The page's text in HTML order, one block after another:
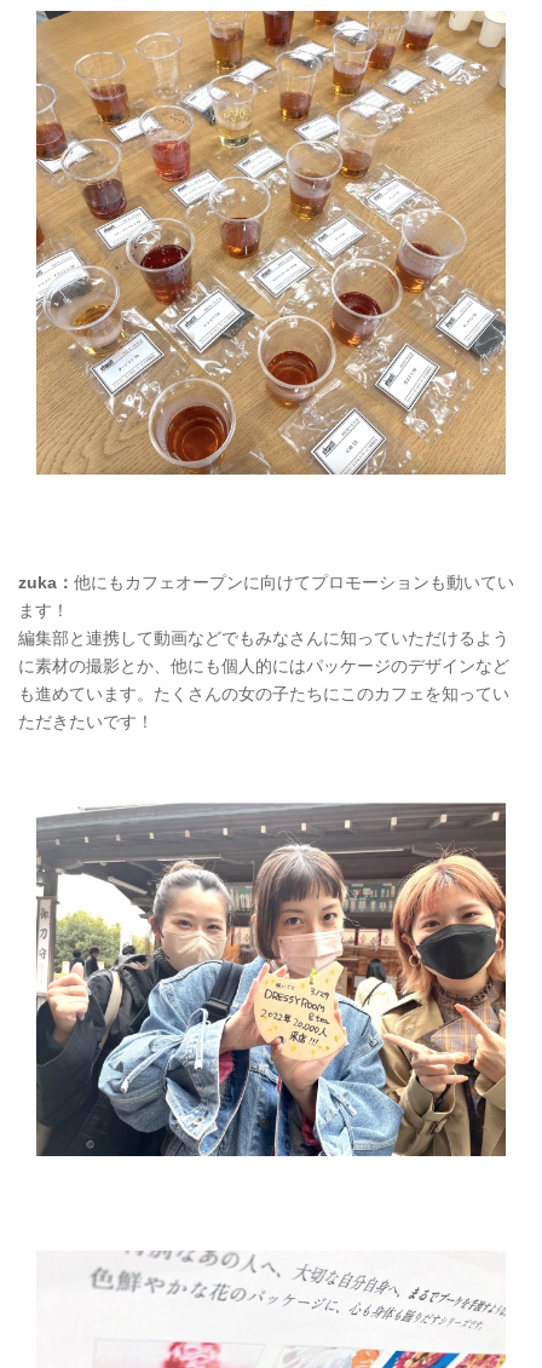
zuka： 他にもカフェオープンに向けてプロモーションも動いてい
ます！
編集部と連携して動画などでもみなさんに知っていただけるよう
に素材の撮影とか、他にも個人的にはパッケージのデザインなど
も進めています。たくさんの女の子たちにこのカフェを知ってい
ただきたいです！